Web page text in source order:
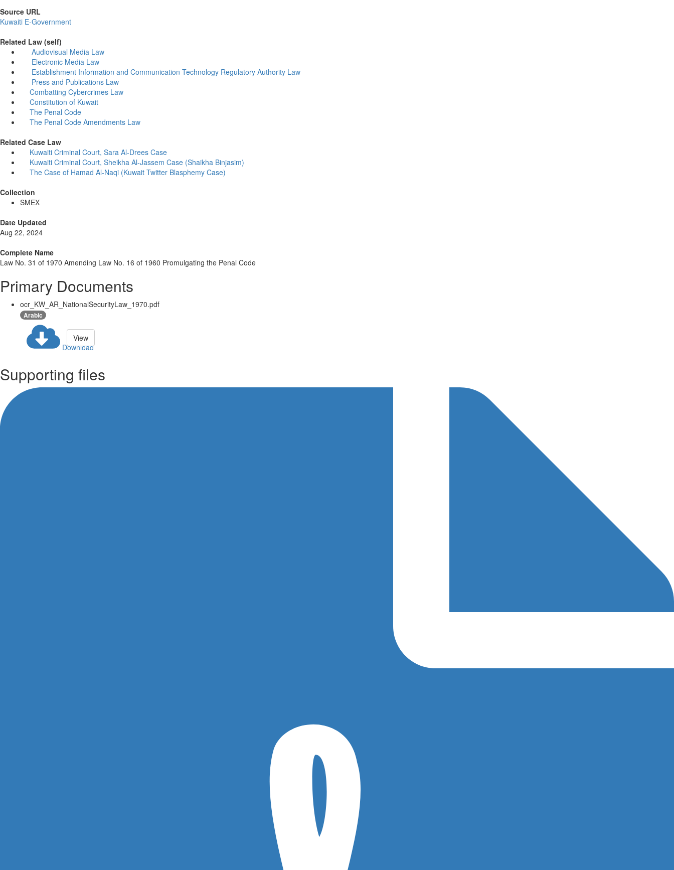
Source URL
Kuwaiti E-Government
Related Law (self)
Audiovisual Media Law
Electronic Media Law
Establishment Information and Communication Technology Regulatory Authority Law
Press and Publications Law
Combatting Cybercrimes Law
Constitution of Kuwait
The Penal Code
The Penal Code Amendments Law
Related Case Law
Kuwaiti Criminal Court, Sara Al-Drees Case
Kuwaiti Criminal Court, Sheikha Al-Jassem Case (Shaikha Binjasim)
The Case of Hamad Al-Naqi (Kuwait Twitter Blasphemy Case)
Collection
SMEX
Date Updated
Aug 22, 2024
Complete Name
Law No. 31 of 1970 Amending Law No. 16 of 1960 Promulgating the Penal Code
Primary Documents
ocr_KW_AR_NationalSecurityLaw_1970.pdf
Arabic
Download
View
Supporting files